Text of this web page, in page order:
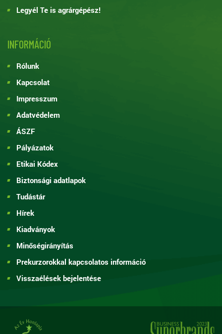
Legyél Te is agrárgépész!
INFORMÁCIÓ
Rólunk
Kapcsolat
Impresszum
Adatvédelem
ÁSZF
Pályázatok
Etikai Kódex
Biztonsági adatlapok
Tudástár
Hírek
Kiadványok
Minőségirányítás
Prekurzorokkal kapcsolatos információ
Visszaélések bejelentése